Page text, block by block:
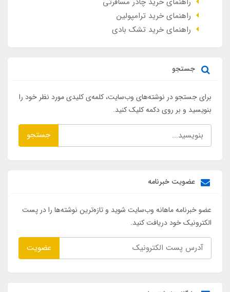
راهنمای خرید ترامپولین
راهنمای خرید تشک بادی
جستجو
برای جستجو در نوشته‌های وب‌سایت، کلمه‌ی کلیدی مورد نظر خود را
بنویسید و بر روی دکمه کلیک کنید.
جستجو
عضویت خبرنامه
عضو خبرنامه ماهانه وب‌سایت شوید و تازه‌ترین نوشته‌ها را در پست
الکترونیک خود دریافت کنید.
عضویت